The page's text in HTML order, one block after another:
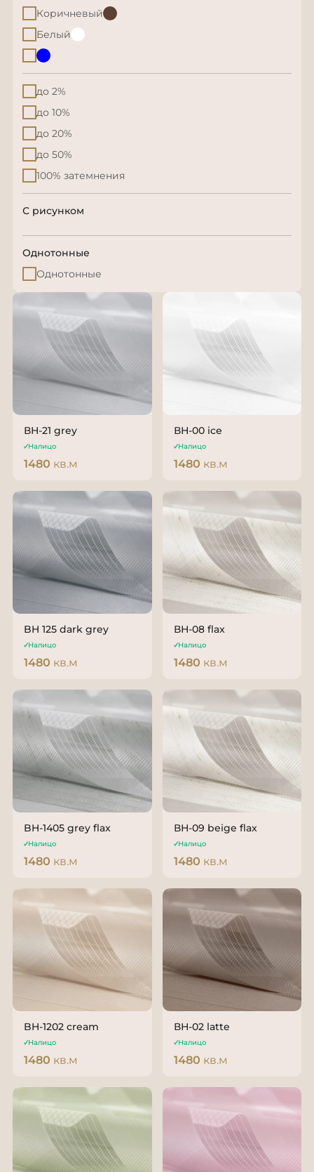
Коричневый
Белый
до 2%
до 10%
до 20%
до 50%
100% затемнения
С рисунком
Однотонные
Однотонные
ВН-21 grey
Налицо
1480 кв.м
ВН-00 ice
Налицо
1480 кв.м
BH 125 dark grey
Налицо
1480 кв.м
ВН-08 flax
Налицо
1480 кв.м
BH-1405 grey flаx
Налицо
1480 кв.м
ВН-09 beige flax
Налицо
1480 кв.м
BH-1202 cream
Налицо
1480 кв.м
ВН-02 latte
Налицо
1480 кв.м